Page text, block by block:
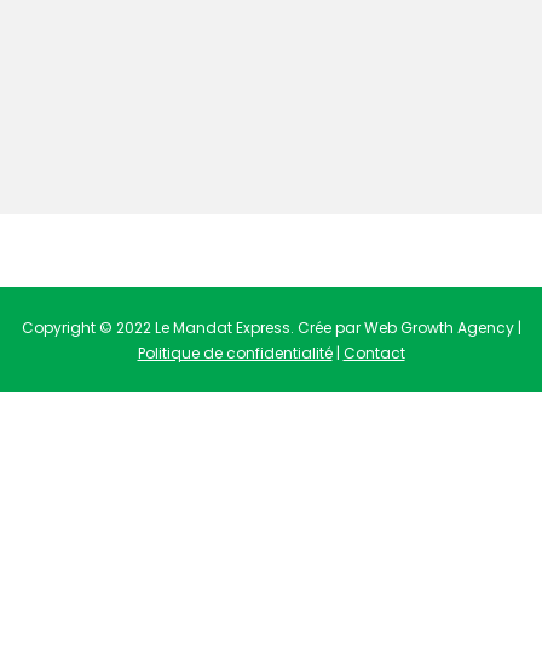
Copyright © 2022 Le Mandat Express. Crée par Web Growth Agency |
Politique de confidentialité| Contact